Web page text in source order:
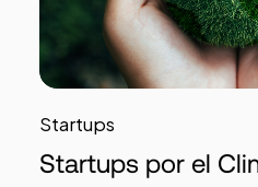
Startups
Startups por el